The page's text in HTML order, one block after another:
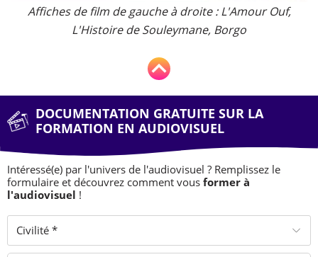
Affiches de film de gauche à droite : L'Amour Ouf,
L'Histoire de Souleymane, Borgo
DOCUMENTATION GRATUITE SUR LA
FORMATION EN AUDIOVISUEL
Intéressé(e) par l'univers de l'audiovisuel ? Remplissez le
formulaire et découvrez comment vous former à
l'audiovisuel !
Civilité *